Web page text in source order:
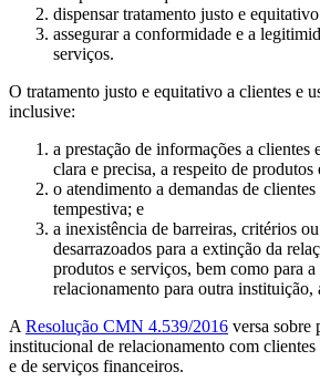
dispensar tratamento justo e
assegurar a conformidade e a
serviços.
O tratamento justo e equitativo a clientes e
inclusive:
a prestação de informações a clientes
clara e precisa, a respeito de produtos
o atendimento a demandas de
tempestiva; e
a inexistência de barreiras, critérios
desarrazoados para a extinção da
produtos e serviços, bem como para
relacionamento para outra instituição,
A Resolução CMN 4.539/2016 versa sobre
institucional de relacionamento com
e de serviços financeiros.